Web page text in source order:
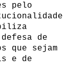
pelo
de
que sejam
e de